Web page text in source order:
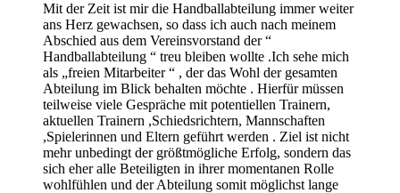
Mit der Zeit ist mir die Handballabteilung immer weiter
ans Herz gewachsen, so dass ich auch nach meinem
Abschied aus dem Vereinsvorstand der “
Handballabteilung “ treu bleiben wollte .Ich sehe mich
als „freien Mitarbeiter “ , der das Wohl der gesamten
Abteilung im Blick behalten möchte . Hierfür müssen
teilweise viele Gespräche mit potentiellen Trainern,
aktuellen Trainern ,Schiedsrichtern, Mannschaften
,Spielerinnen und Eltern geführt werden . Ziel ist nicht
mehr unbedingt der größtmögliche Erfolg, sondern das
sich eher alle Beteiligten in ihrer momentanen Rolle
wohlfühlen und der Abteilung somit möglichst lange